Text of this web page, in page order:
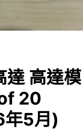
達 高達模
20
5月)